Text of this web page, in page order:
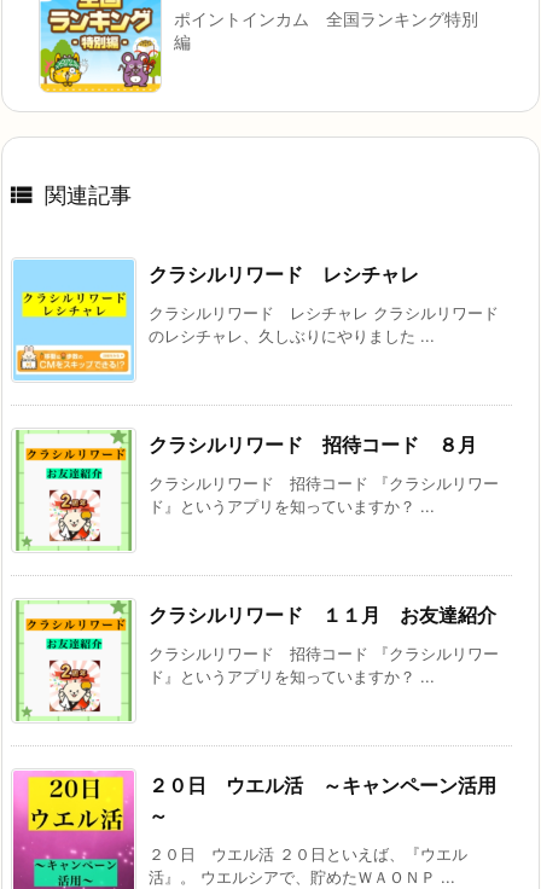
ポイントインカム 全国ランキング特別
編
 関連記事
クラシルリワード レシチャレ
クラシルリワード レシチャレ クラシルリワード
のレシチャレ、久しぶりにやりました ...
クラシルリワード 招待コード ８月
クラシルリワード 招待コード 『クラシルリワー
ド』というアプリを知っていますか？ ...
クラシルリワード １１月 お友達紹介
クラシルリワード 招待コード 『クラシルリワー
ド』というアプリを知っていますか？ ...
２０日 ウエル活 ～キャンペーン活用
～
２０日 ウエル活 ２０日といえば、『ウエル
活』。 ウエルシアで、貯めたＷＡＯＮＰ ...